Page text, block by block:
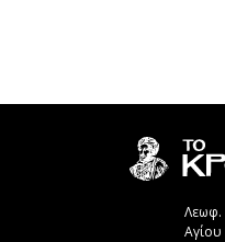
Λεωφ.